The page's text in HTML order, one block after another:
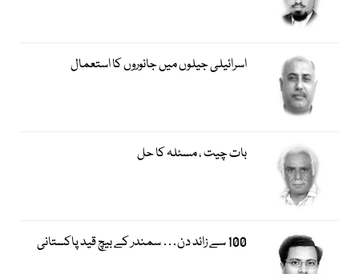
اسرائیلی جیلوں میں جانوروں کا استعمال
بات چیت ، مسئلہ کا حل
100 سے زائد دن… سمندر کے بیچ قید پاکستانی